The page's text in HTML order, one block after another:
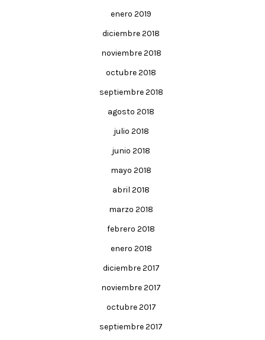
enero 2019
diciembre 2018
noviembre 2018
octubre 2018
septiembre 2018
agosto 2018
julio 2018
junio 2018
mayo 2018
abril 2018
marzo 2018
febrero 2018
enero 2018
diciembre 2017
noviembre 2017
octubre 2017
septiembre 2017